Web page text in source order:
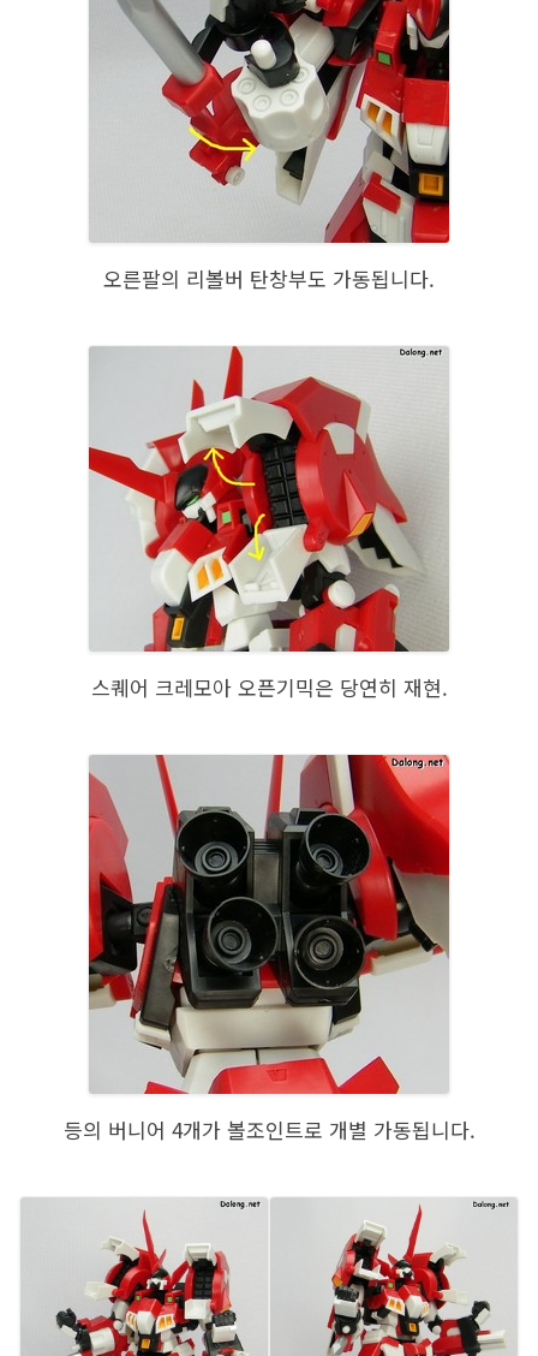
오른팔의 리볼버 탄창부도 가동됩니다.
스퀘어 크레모아 오픈기믹은 당연히 재현.
등의 버니어 4개가 볼조인트로 개별 가동됩니다.